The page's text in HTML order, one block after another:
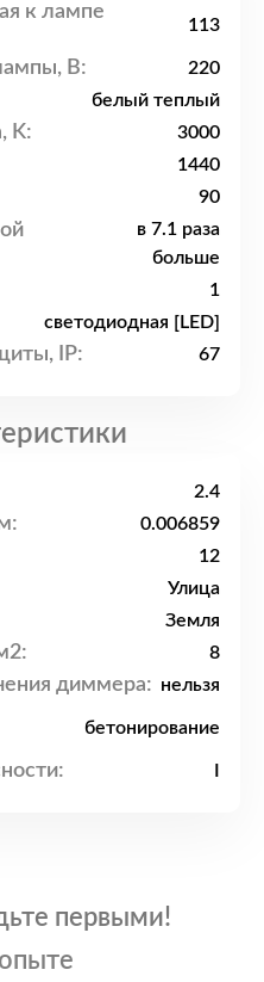
к лампе
113
В: 220
белый теплый
K: 3000
1440
90
в 7.1 раза
больше
1
светодиодная [LED]
IP: 67
2.4
0.006859
12
Улица
Земля
8
диммера: нельзя
бетонирование
первыми!